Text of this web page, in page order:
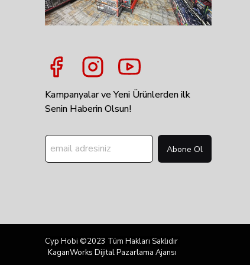
Kampanyalar ve Yeni Ürünlerden ilk
Senin Haberin Olsun!
Abone Ol
Cyp Hobi ©2023 Tüm Hakları Saklıdır
KaganWorks Dijital Pazarlama Ajansı